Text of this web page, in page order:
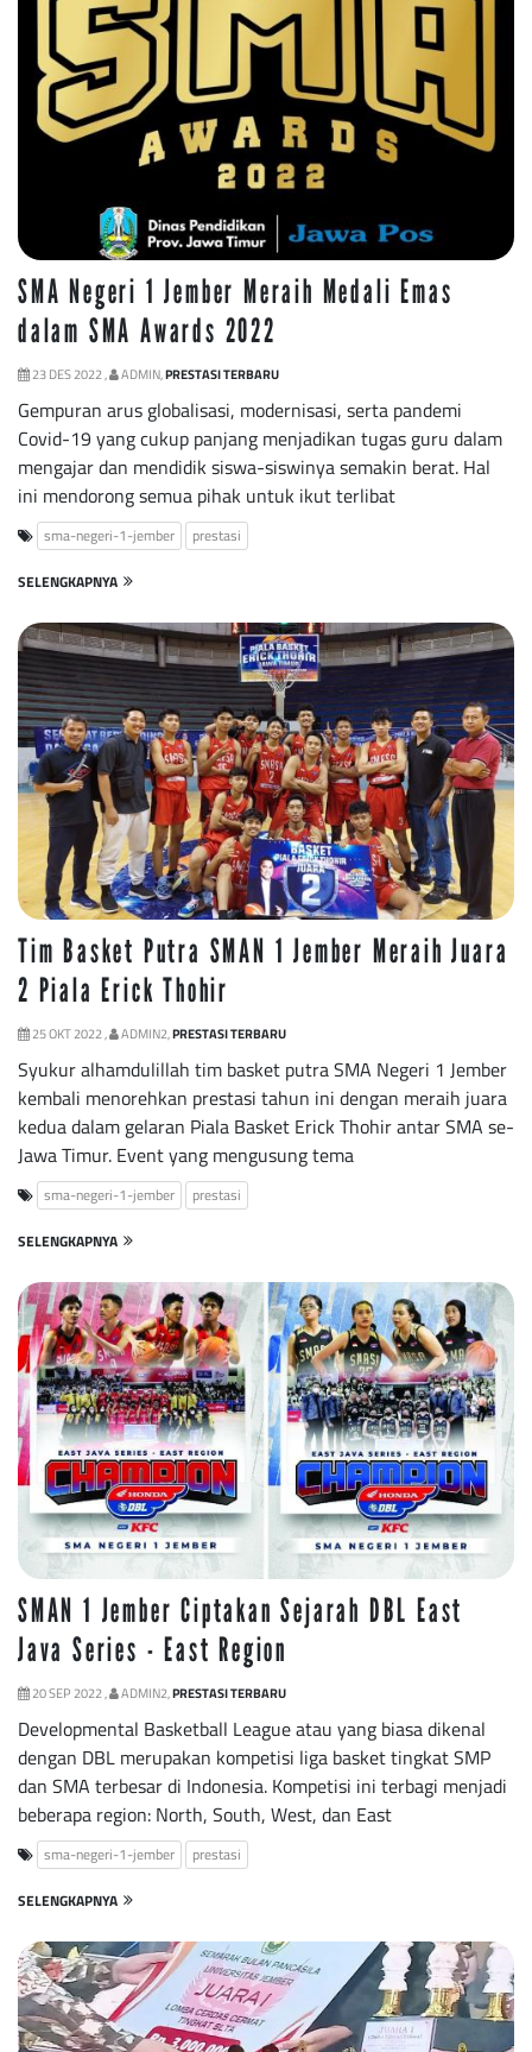
SMA Negeri 1 Jember Meraih Medali Emas
dalam SMA Awards 2022
23 DES 2022 , ADMIN,PRESTASI TERBARU
Gempuran arus globalisasi, modernisasi, serta pandemi
Covid-19 yang cukup panjang menjadikan tugas guru dalam
mengajar dan mendidik siswa-siswinya semakin berat. Hal
ini mendorong semua pihak untuk ikut terlibat
sma-negeri-1-jember prestasi
SELENGKAPNYA
Tim Basket Putra SMAN 1 Jember Meraih Juara
2 Piala Erick Thohir
25 OKT 2022 , ADMIN2,PRESTASI TERBARU
Syukur alhamdulillah tim basket putra SMA Negeri 1 Jember
kembali menorehkan prestasi tahun ini dengan meraih juara
kedua dalam gelaran Piala Basket Erick Thohir antar SMA se-
Jawa Timur. Event yang mengusung tema
sma-negeri-1-jember prestasi
SELENGKAPNYA
SMAN 1 Jember Ciptakan Sejarah DBL East
Java Series - East Region
20 SEP 2022 , ADMIN2,PRESTASI TERBARU
Developmental Basketball League atau yang biasa dikenal
dengan DBL merupakan kompetisi liga basket tingkat SMP
dan SMA terbesar di Indonesia. Kompetisi ini terbagi menjadi
beberapa region: North, South, West, dan East
sma-negeri-1-jember prestasi
SELENGKAPNYA